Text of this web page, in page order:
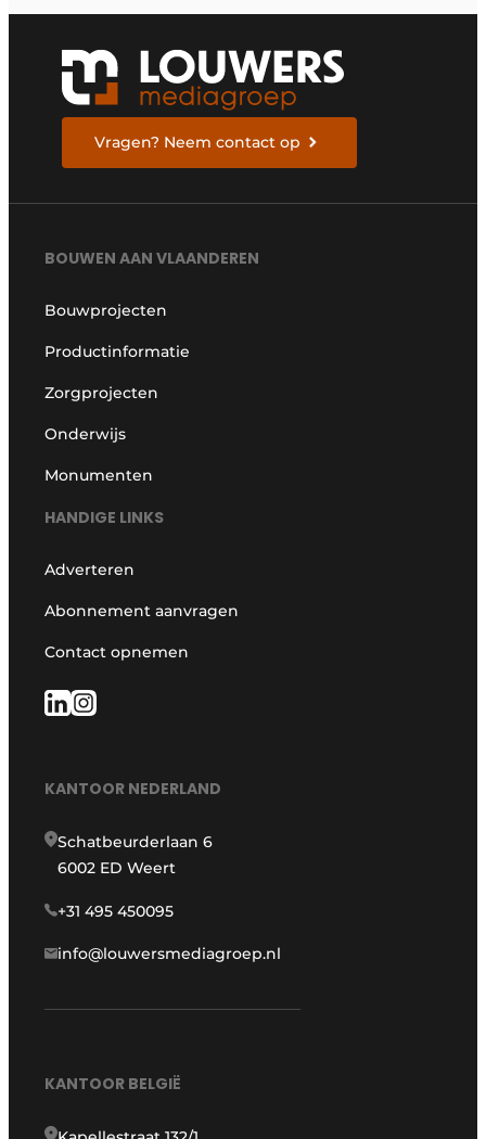
Vragen? Neem contact op
BOUWEN AAN VLAANDEREN
Bouwprojecten
Productinformatie
Zorgprojecten
Onderwijs
Monumenten
HANDIGE LINKS
Adverteren
Abonnement aanvragen
Contact opnemen
KANTOOR NEDERLAND
Schatbeurderlaan 6
6002 ED Weert
+31 495 450095
info@louwersmediagroep.nl
KANTOOR BELGIË